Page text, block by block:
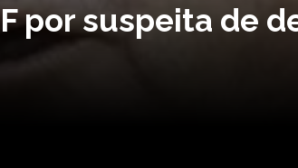
por suspeita de